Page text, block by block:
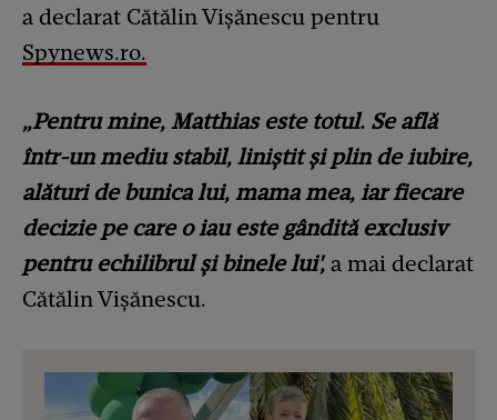
a declarat Cătălin Vișănescu pentru
Spynews.ro.
„Pentru mine, Matthias este totul. Se află
într-un mediu stabil, liniștit și plin de iubire,
alături de bunica lui, mama mea, iar fiecare
decizie pe care o iau este gândită exclusiv
pentru echilibrul și binele lui', a mai declarat
Cătălin Vișănescu.